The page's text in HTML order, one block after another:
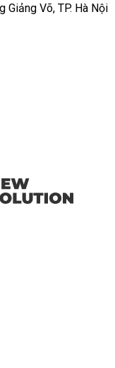
Giảng Võ, TP. Hà Nội